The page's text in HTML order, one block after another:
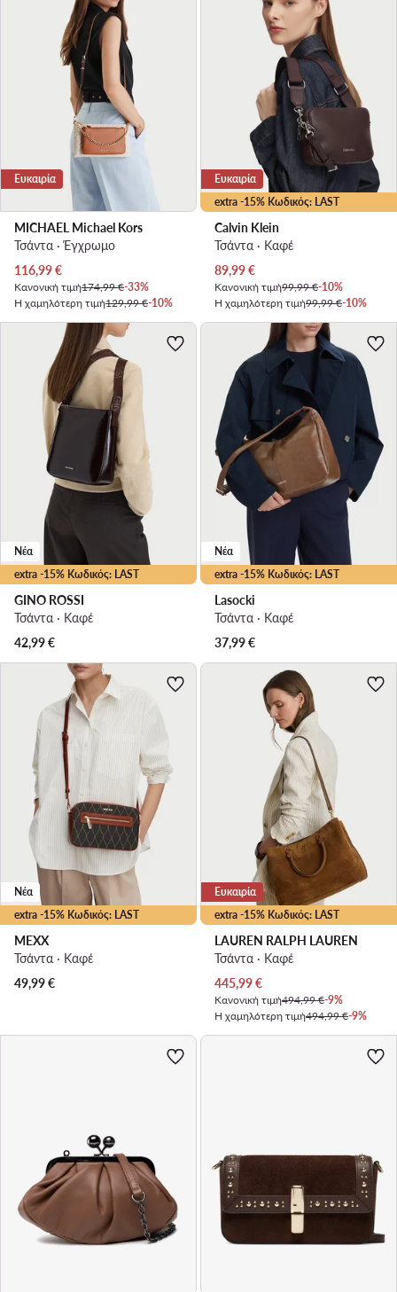
Ευκαιρία
MICHAEL Michael Kors
Τσάντα · Έγχρωμο
Τρέχουσα τιμή
116,99€
Κανονική τιμή174,99 €-33%
Η χαμηλότερη τιμή129,99 €-10%
extra -15% Κωδικός: LAST
Ευκαιρία
Calvin Klein
Τσάντα · Καφέ
Τρέχουσα τιμή
89,99€
Κανονική τιμή99,99 €-10%
Η χαμηλότερη τιμή99,99 €-10%
extra -15% Κωδικός: LAST
Νέα
GINO ROSSI
Τσάντα · Καφέ
42,99€
extra -15% Κωδικός: LAST
Νέα
Lasocki
Τσάντα · Καφέ
37,99€
extra -15% Κωδικός: LAST
Νέα
MEXX
Τσάντα · Καφέ
49,99€
extra -15% Κωδικός: LAST
Ευκαιρία
LAUREN RALPH LAUREN
Τσάντα · Καφέ
Τρέχουσα τιμή
445,99€
Κανονική τιμή494,99 €-9%
Η χαμηλότερη τιμή494,99 €-9%